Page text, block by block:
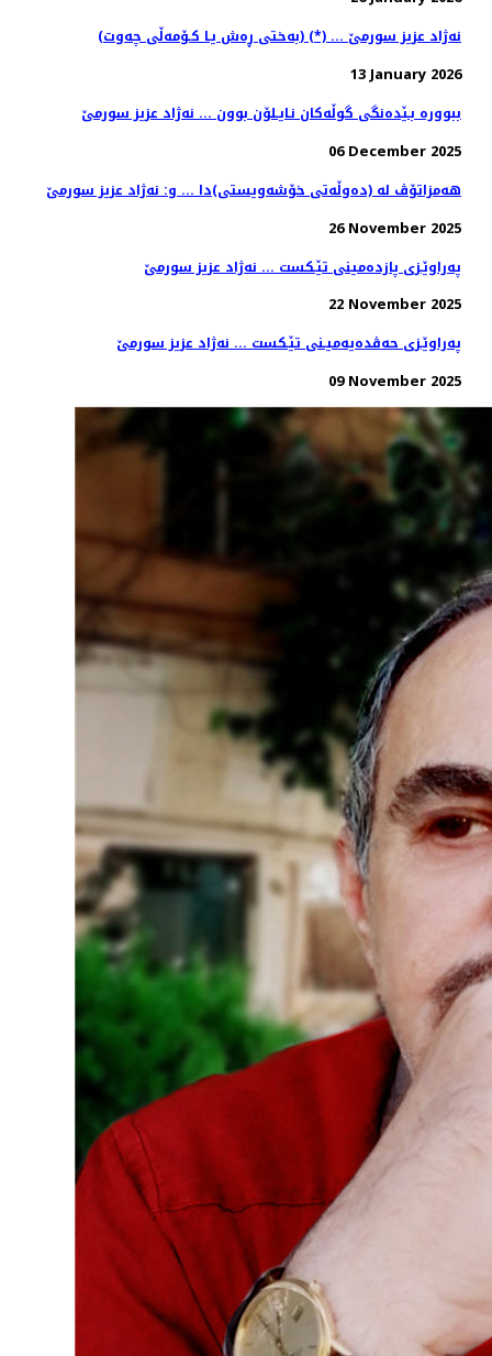
(به‌ختی ڕه‌ش یـا كـۆمه‌ڵی چه‌وت) (*) ... نه‌ژاد عزیز سورمێ
13 January 2026
ببووره‌ بـێده‌نگی گوڵه‌كان نـایـلۆن بوون ... نه‌ژاد عزیز سورمێ
06 December 2025
هه‌مزاتۆڤ له‌ (ده‌وڵه‌تی خۆشه‌ویستی)دا ... و: نه‌ژاد عزیز سورمێ
26 November 2025
په‌راوێـزی پازده‌مینی تێـكست ... نه‌ژاد عزیز سورمێ
22 November 2025
په‌راوێـزی حه‌ڤده‌یه‌میـنی تێـكست ... نه‌ژاد عزیز سورمێ
09 November 2025